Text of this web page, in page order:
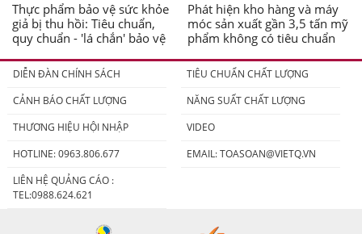
Thực phẩm bảo vệ sức khỏe
giả bị thu hồi: Tiêu chuẩn,
quy chuẩn - 'lá chắn' bảo vệ
Phát hiện kho hàng và máy
móc sản xuất gần 3,5 tấn mỹ
phẩm không có tiêu chuẩn
DIỄN ĐÀN CHÍNH SÁCH
TIÊU CHUẨN CHẤT LƯỢNG
CẢNH BÁO CHẤT LƯỢNG
NĂNG SUẤT CHẤT LƯỢNG
THƯƠNG HIỆU HỘI NHẬP
VIDEO
HOTLINE: 0963.806.677
EMAIL:TOASOAN@VIETQ.VN
LIÊN HỆ QUẢNG CÁO :
TEL:0988.624.621